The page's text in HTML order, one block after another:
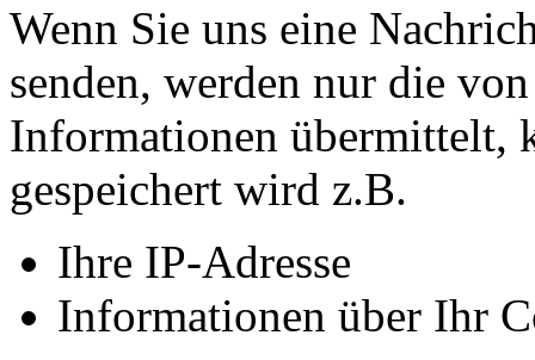
Wenn Sie uns eine
senden, werden nur die
Informationen übermittelt,
gespeichert wird z.B.
Ihre IP-Adresse
Informationen über Ihr